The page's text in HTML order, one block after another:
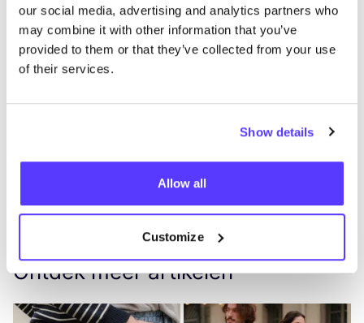
our social media, advertising and analytics partners who
may combine it with other information that you’ve
provided to them or that they’ve collected from your use
of their services.
Show details
Allow all
Customize
over wereld­wij­de uit­da­gin­gen en
loka­le oplossingen!
ui.previous ui.next
Ontdek meer artikelen